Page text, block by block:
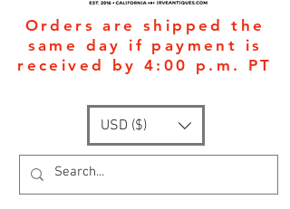
Orders are shipped the
same day if payment is
received by 4:00 p.m. PT
USD ($)